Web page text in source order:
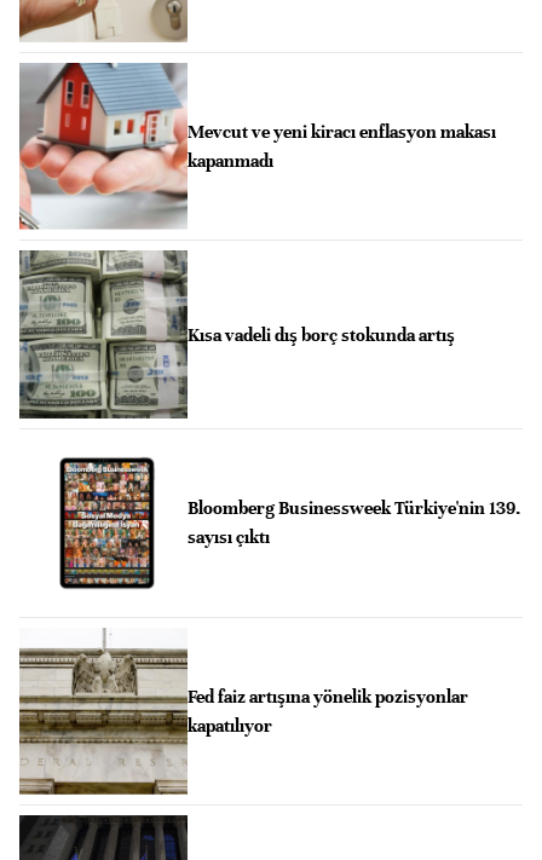
Mevcut ve yeni kiracı enflasyon makası
kapanmadı
Kısa vadeli dış borç stokunda artış
Bloomberg Businessweek Türkiye'nin 139.
sayısı çıktı
Fed faiz artışına yönelik pozisyonlar
kapatılıyor